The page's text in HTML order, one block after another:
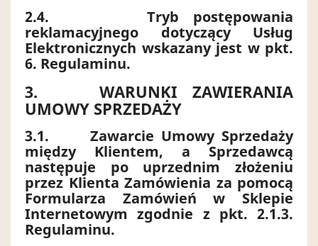
2.4.
Tryb postępowania
reklamacyjnego dotyczący Usług
Elektronicznych wskazany jest w pkt.
6. Regulaminu.
3.
WARUNKI ZAWIERANIA
UMOWY SPRZEDAŻY
3.1.
Zawarcie Umowy Sprzedaży
między Klientem, a Sprzedawcą
następuje po uprzednim złożeniu
przez Klienta Zamówienia za pomocą
Formularza Zamówień w Sklepie
Internetowym zgodnie z pkt. 2.1.3.
Regulaminu.